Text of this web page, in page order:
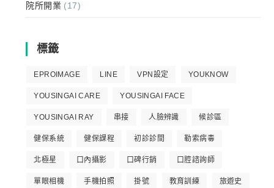
院所開業 (17)
標籤
EPROIMAGE LINE VPN設定 YOUKNOW
YOUSINGAI CARE YOUSINGAI FACE
YOUSINGAI RAY 串接 人臉辨識 候診區
健保系統 健保課程 初診診間 勒索病毒
北極星 口內攝影 口碑行銷 口腔諮詢師
單眼相機 手機拍照 掛號 教育訓練 旅遊史